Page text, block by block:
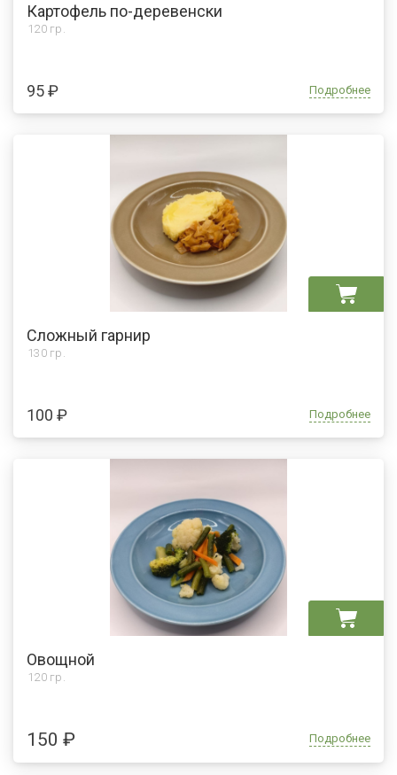
Картофель по-деревенски
120 гр.
95 ₽ Подробнее
Сложный гарнир
130 гр.
100 ₽ Подробнее
Овощной
120 гр.
150 ₽ Подробнее